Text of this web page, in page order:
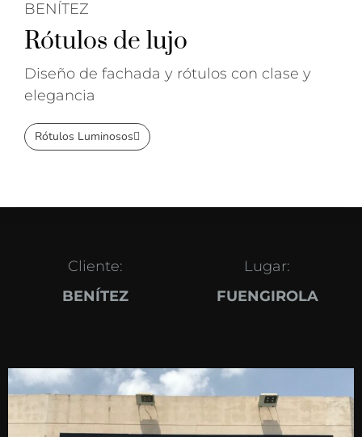
BENÍTEZ
Rótulos de lujo
Diseño de fachada y rótulos con clase y
elegancia
Rótulos Luminosos
Cliente:
BENÍTEZ
Lugar:
FUENGIROLA